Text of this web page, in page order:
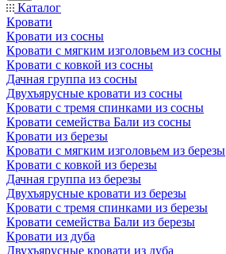
Каталог
Кровати
Кровати из сосны
Кровати с мягким изголовьем из сосны
Кровати с ковкой из сосны
Дачная группа из сосны
Двухъярусные кровати из сосны
Кровати с тремя спинками из сосны
Кровати семейства Бали из сосны
Кровати из березы
Кровати с мягким изголовьем из березы
Кровати с ковкой из березы
Дачная группа из березы
Двухъярусные кровати из березы
Кровати с тремя спинками из березы
Кровати семейства Бали из березы
Кровати из дуба
Двухъярусные кровати из дуба